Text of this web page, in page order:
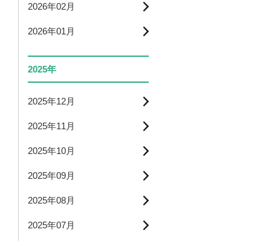
2026年02月
2026年01月
2025年
2025年12月
2025年11月
2025年10月
2025年09月
2025年08月
2025年07月